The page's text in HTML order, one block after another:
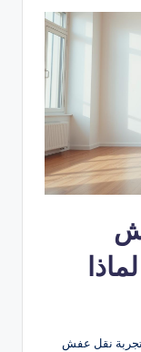
– لماذا
نقل عفش